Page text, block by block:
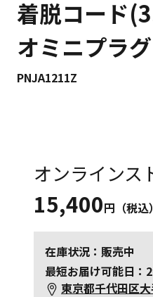
着脱コード
オミニプラグ
PNJA1211Z
オンラインス
15,400円（税込）
在庫状況：販売中
最短お届け可能日：
東京都千代田区